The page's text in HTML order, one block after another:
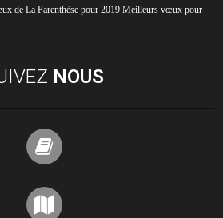
de La Parenthèse pour 2019 Meilleurs vœux pour
NOUS